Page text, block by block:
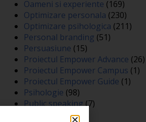
Oameni si experiente (169)
Optimizare personala (230)
Optimizare psihologica (211)
Personal branding (51)
Persuasiune (15)
Proiectul Empower Advance (26)
Proiectul Empower Campus (1)
Proiectul Empower Guide (1)
Psihologie (98)
Public speaking(7)